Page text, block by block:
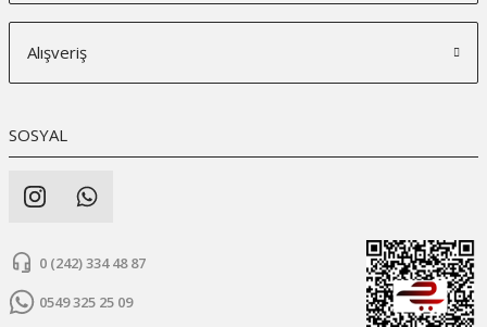
Alışveriş
SOSYAL
0 (242) 334 48 87
0549 325 25 09